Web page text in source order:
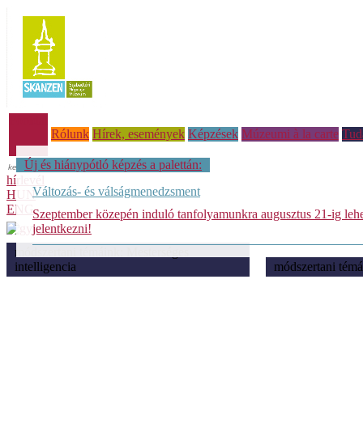
Rólunk Hírek, események Képzések Múzeumi à la carte
hírlevél
HUN
ENG
Új és hiánypótló képzés a palettán:
Változás- és válságmenedzsment
Szeptember közepén induló tanfolyamunkra augusztus 21-ig
jelentkezni!
módszertani témáink: Mesterséges
intelligencia
módszertani